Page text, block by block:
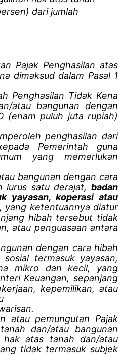
dari jumlah
Pajak Penghasilan atas
dimaksud dalam Pasal 1
Penghasilan Tidak Kena
atau bangunan dengan
(enam puluh juta rupiah)
penghasilan dari
Pemerintah guna
yang memerlukan
bangunan dengan cara
lurus satu derajat,badan
yayasan, koperasi atau
yang ketentuannya diatur
hibah tersebut tidak
atau penguasaan antara
dengan cara hibah
termasuk yayasan,
mikro dan kecil, yang
Keuangan, sepanjang
kepemilikan, atau
atau pemungutan Pajak
dan/atau bangunan
hak atas tanah dan/atau
tidak termasuk subjek